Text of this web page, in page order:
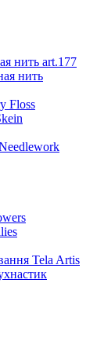
нить art.177
нить
Floss
Tela Artis